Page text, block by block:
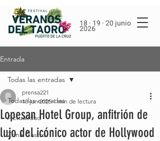
18 · 19 · 20 junio
2026
Entrada
Todas las entradas
Actualidad
Zona Gastro
Todas las entradas
Lopesan Hotel Group, anfitrión de
lujo del icónico actor de Hollywood
prensa221
18 jun 2025 1 min de lectura